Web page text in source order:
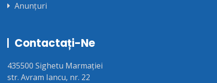
Anunțuri
Contactați-Ne
435500 Sighetu Marmației
str. Avram Iancu, nr. 22